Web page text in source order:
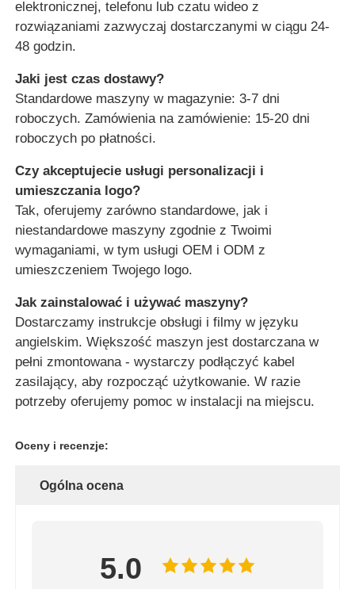
elektronicznej, telefonu lub czatu wideo z
rozwiązaniami zazwyczaj dostarczanymi w ciągu 24-
48 godzin.
Jaki jest czas dostawy?
Standardowe maszyny w magazynie: 3-7 dni
roboczych. Zamówienia na zamówienie: 15-20 dni
roboczych po płatności.
Czy akceptujecie usługi personalizacji i
umieszczania logo?
Tak, oferujemy zarówno standardowe, jak i
niestandardowe maszyny zgodnie z Twoimi
wymaganiami, w tym usługi OEM i ODM z
umieszczeniem Twojego logo.
Jak zainstalować i używać maszyny?
Dostarczamy instrukcje obsługi i filmy w języku
angielskim. Większość maszyn jest dostarczana w
pełni zmontowana - wystarczy podłączyć kabel
zasilający, aby rozpocząć użytkowanie. W razie
potrzeby oferujemy pomoc w instalacji na miejscu.
Oceny i recenzje:
Ogólna ocena
5.0